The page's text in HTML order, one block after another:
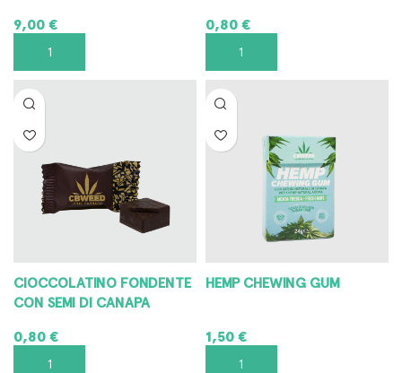
9,00€
AGGIUNGI AL CARRELLO
0,80€
AGGIUNGI AL CARRELLO
CIOCCOLATINO FONDENTE
CON SEMI DI CANAPA
0,80€
AGGIUNGI AL CARRELLO
HEMP CHEWING GUM
1,50€
AGGIUNGI AL CARRELLO